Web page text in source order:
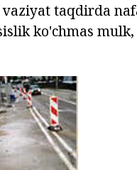
taqdirda
ko'chmas